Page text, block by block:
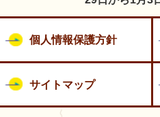
個人情報保護方針
サイトマップ